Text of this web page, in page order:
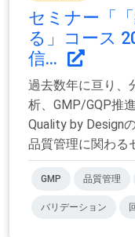
セミナー「
る」コース
信...
過去数年に亘り、
析、GMP/GQP推
Quality by Design
品質管理に関わる
GMP 品質管理
バリデーション